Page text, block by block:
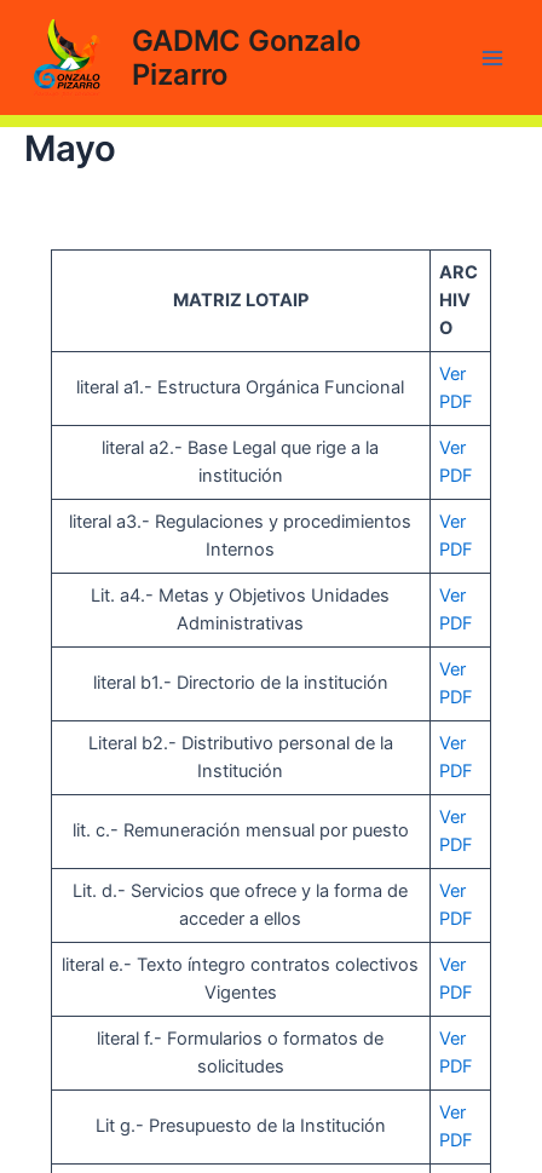
contenido
GADMC Gonzalo
Pizarro
Mayo
MATRIZ LOTAIP
ARC
HIV
O
literal a1.- Estructura Orgánica Funcional
Ver
PDF
literal a2.- Base Legal que rige a la
institución
Ver
PDF
literal a3.- Regulaciones y procedimientos
Internos
Ver
PDF
Lit. a4.- Metas y Objetivos Unidades
Administrativas
Ver
PDF
literal b1.- Directorio de la institución
Ver
PDF
Literal b2.- Distributivo personal de la
Institución
Ver
PDF
lit. c.- Remuneración mensual por puesto
Ver
PDF
Lit. d.- Servicios que ofrece y la forma de
acceder a ellos
Ver
PDF
literal e.- Texto íntegro contratos colectivos
Vigentes
Ver
PDF
literal f.- Formularios o formatos de
solicitudes
Ver
PDF
Lit g.- Presupuesto de la Institución
Ver
PDF